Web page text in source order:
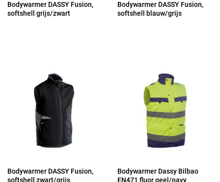
Bodywarmer DASSY Fusion,
softshell grijs/zwart
Bodywarmer DASSY Fusion,
softshell blauw/grijs
Bodywarmer DASSY Fusion,
softshell zwart/grijs
Bodywarmer Dassy Bilbao
EN471 fluor geel/navy